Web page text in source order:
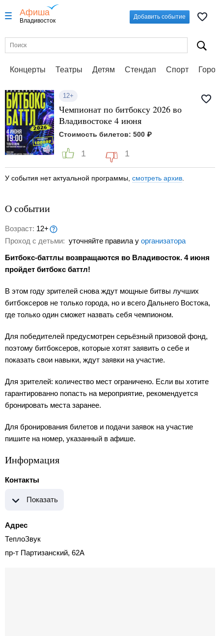
Афиша
Владивосток
Добавить событие
Концерты Театры Детям Стендап Спорт
12+
Чемпионат по битбоксу 2026 во
Владивостоке 4 июня
Стоимость билетов: 500 ₽
1 1
У события нет актуальной программы, смотреть архив
О событии
Возраст: 12+
Проход с детьми: уточняйте правила у организатора
Битбокс-баттлы возвращаются во Владивосток. 4 июня
пройдет битбокс баттл!
В этом году зрителей снова ждут мощные битвы лучших
битбоксеров не только города, но и всего Дальнего Востока,
где только один сможет назвать себя чемпионом.
Для победителей предусмотрен серьёзный призовой фонд,
поэтому битбоксеров, которые хотят заявить о себе и
показать свои навыки, ждут заявки на участие.
Для зрителей: количество мест ограничено. Если вы хотите
гарантированно попасть на мероприятие, рекомендуется
бронировать места заранее.
Для бронирования билетов и подачи заявок на участие
пишите на номер, указанный в афише.
Информация
Контакты
Показать
Адрес
ТеплоЗвук
пр-т Партизанский, 62А